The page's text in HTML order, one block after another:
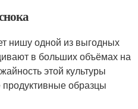
нишу одной из выгодных
в больших объёмах на
этой культуры
образцы